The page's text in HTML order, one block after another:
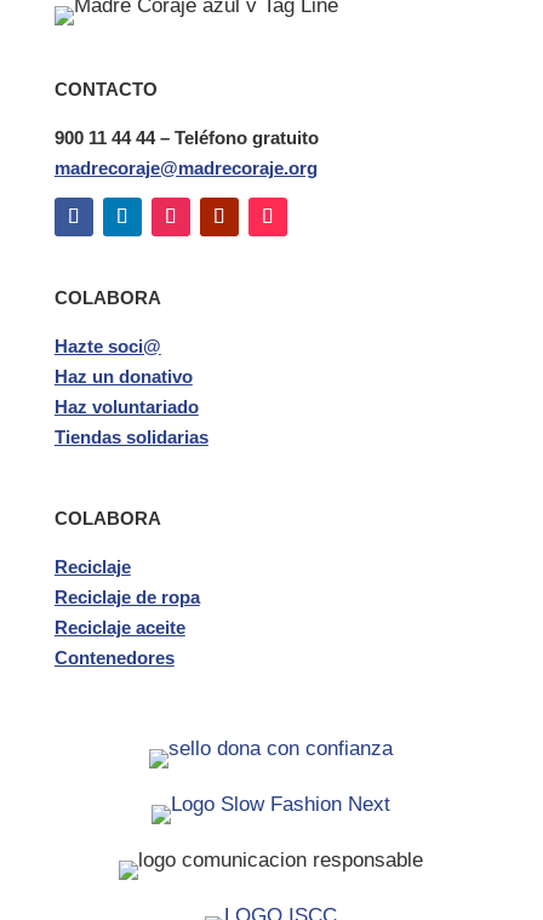
CONTACTO
900 11 44 44 – Teléfono gratuito
madrecoraje@madrecoraje.org
COLABORA
Hazte soci@
Haz un donativo
Haz voluntariado
Tiendas solidarias
COLABORA
Reciclaje
Reciclaje de ropa
Reciclaje aceite
Contenedores